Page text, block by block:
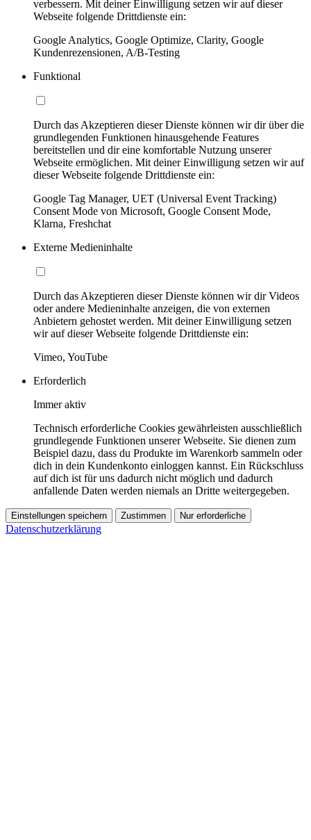
verbessern. Mit deiner Einwilligung setzen wir auf dieser
Webseite folgende Drittdienste ein:
Google Analytics, Google Optimize, Clarity, Google
Kundenrezensionen, A/B-Testing
Funktional
Durch das Akzeptieren dieser Dienste können wir dir über die
grundlegenden Funktionen hinausgehende Features
bereitstellen und dir eine komfortable Nutzung unserer
Webseite ermöglichen. Mit deiner Einwilligung setzen wir auf
dieser Webseite folgende Drittdienste ein:
Google Tag Manager, UET (Universal Event Tracking)
Consent Mode von Microsoft, Google Consent Mode,
Klarna, Freshchat
Externe Medieninhalte
Durch das Akzeptieren dieser Dienste können wir dir Videos
oder andere Medieninhalte anzeigen, die von externen
Anbietern gehostet werden. Mit deiner Einwilligung setzen
wir auf dieser Webseite folgende Drittdienste ein:
Vimeo, YouTube
Erforderlich
Immer aktiv
Technisch erforderliche Cookies gewährleisten ausschließlich
grundlegende Funktionen unserer Webseite. Sie dienen zum
Beispiel dazu, dass du Produkte im Warenkorb sammeln oder
dich in dein Kundenkonto einloggen kannst. Ein Rückschluss
auf dich ist für uns dadurch nicht möglich und dadurch
anfallende Daten werden niemals an Dritte weitergegeben.
Einstellungen speichern Zustimmen Nur erforderliche
Datenschutzerklärung